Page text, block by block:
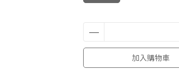
加入購物車